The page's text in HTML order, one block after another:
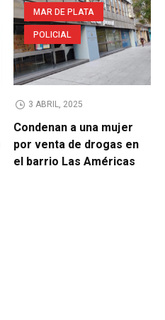
MAR DE PLATA
POLICIAL
3 ABRIL, 2025
Condenan a una mujer
por venta de drogas en
el barrio Las Américas